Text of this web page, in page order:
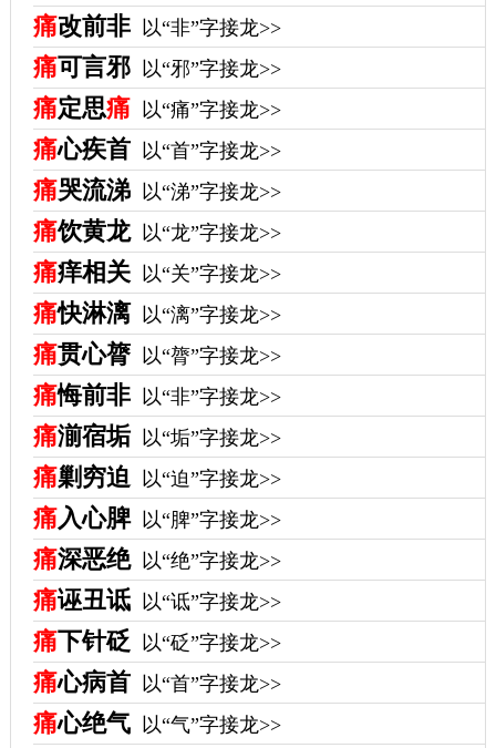
痛改前非 以“非”字接龙>>
痛可言邪 以“邪”字接龙>>
痛定思痛 以“痛”字接龙>>
痛心疾首 以“首”字接龙>>
痛哭流涕 以“涕”字接龙>>
痛饮黄龙 以“龙”字接龙>>
痛痒相关 以“关”字接龙>>
痛快淋漓 以“漓”字接龙>>
痛贯心膂 以“膂”字接龙>>
痛悔前非 以“非”字接龙>>
痛湔宿垢 以“垢”字接龙>>
痛剿穷迫 以“迫”字接龙>>
痛入心脾 以“脾”字接龙>>
痛深恶绝 以“绝”字接龙>>
痛诬丑诋 以“诋”字接龙>>
痛下针砭 以“砭”字接龙>>
痛心病首 以“首”字接龙>>
痛心绝气 以“气”字接龙>>